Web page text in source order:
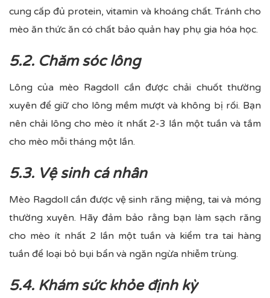
cung cấp đủ protein, vitamin và khoáng chất. Tránh cho
mèo ăn thức ăn có chất bảo quản hay phụ gia hóa học.
5.2. Chăm sóc lông
Lông của mèo Ragdoll cần được chải chuốt thường
xuyên để giữ cho lông mềm mượt và không bị rối. Bạn
nên chải lông cho mèo ít nhất 2-3 lần một tuần và tắm
cho mèo mỗi tháng một lần.
5.3. Vệ sinh cá nhân
Mèo Ragdoll cần được vệ sinh răng miệng, tai và móng
thường xuyên. Hãy đảm bảo rằng bạn làm sạch răng
cho mèo ít nhất 2 lần một tuần và kiểm tra tai hàng
tuần để loại bỏ bụi bẩn và ngăn ngừa nhiễm trùng.
5.4. Khám sức khỏe định kỳ